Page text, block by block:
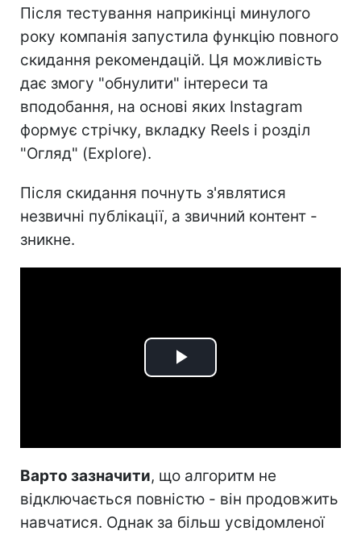
Після тестування наприкінці минулого
року компанія запустила функцію повного
скидання рекомендацій. Ця можливість
дає змогу "обнулити" інтереси та
вподобання, на основі яких Instagram
формує стрічку, вкладку Reels і розділ
"Огляд" (Explore).
Після скидання почнуть з'являтися
незвичні публікації, а звичний контент -
зникне.
Play
Варто зазначити, що алгоритм не
відключається повністю - він продовжить
навчатися. Однак за більш усвідомленої